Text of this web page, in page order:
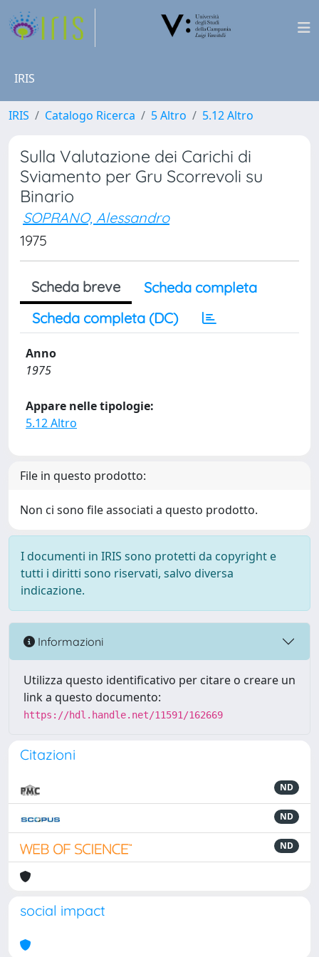
IRIS
IRIS Catalogo Ricerca 5 Altro 5.12 Altro
Sulla Valutazione dei Carichi di
Sviamento per Gru Scorrevoli su
Binario
SOPRANO, Alessandro
1975
Scheda breve
Scheda completa
Scheda completa (DC)
Anno
1975
Appare nelle tipologie:
5.12 Altro
File in questo prodotto:
Non ci sono file associati a questo prodotto.
I documenti in IRIS sono protetti da copyright e
tutti i diritti sono riservati, salvo diversa
indicazione.
Informazioni
Utilizza questo identificativo per citare o creare un
link a questo documento:
https://hdl.handle.net/11591/162669
Citazioni
ND
ND
ND
social impact